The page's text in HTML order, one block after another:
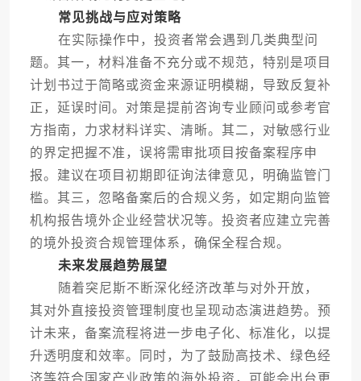
常见挑战与应对策略
在实际操作中，投资者常会遇到几类典型问
题。其一，材料准备不充分或不规范，特别是项目
计划书过于简略或资金来源证明模糊，导致反复补
正，延误时间。对策是提前咨询专业顾问或参考官
方指南，力求材料详实、清晰。其二，对敏感行业
的界定把握不准，误将需审批项目按备案程序申
报。建议在项目初期即征询法律意见，明确监管门
槛。其三，忽略备案后的合规义务，如定期向监管
机构报告境外企业经营状况等。投资者应建立完善
的境外投资合规管理体系，确保全程合规。
未来发展趋势展望
随着突尼斯不断深化经济改革与对外开放，
其对外直接投资管理制度也呈现动态演进趋势。预
计未来，备案流程将进一步电子化、标准化，以提
升透明度和效率。同时，为了鼓励高技术、绿色经
济等符合国家产业政策的海外投资，可能会出台更